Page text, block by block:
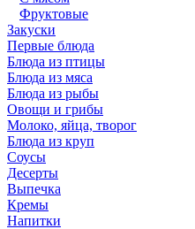
Фруктовые
Закуски
Первые блюда
Блюда из птицы
Блюда из мяса
Блюда из рыбы
Овощи и грибы
Молоко, яйца, творог
Блюда из круп
Соусы
Десерты
Выпечка
Кремы
Напитки